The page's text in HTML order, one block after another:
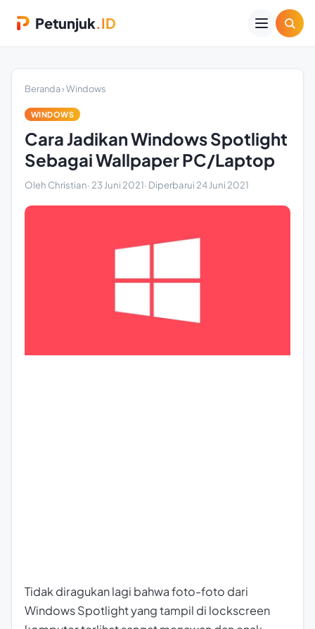
Petunjuk.ID
Beranda›Windows
WINDOWS
Cara Jadikan Windows Spotlight
Sebagai Wallpaper PC/Laptop
Oleh Christian· 23 Juni 2021· Diperbarui 24 Juni 2021
Tidak diragukan lagi bahwa foto-foto dari
Windows Spotlight yang tampil di lockscreen